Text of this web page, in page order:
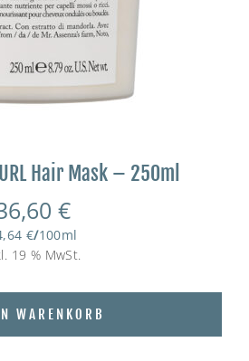
Hair Mask – 250ml
€
€/100ml
19 % MwSt.
WARENKORB